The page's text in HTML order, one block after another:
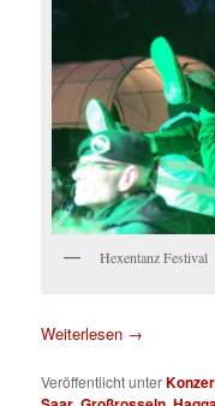
Hexentanz Festival
Weiterlesen →
Veröffentlicht unter